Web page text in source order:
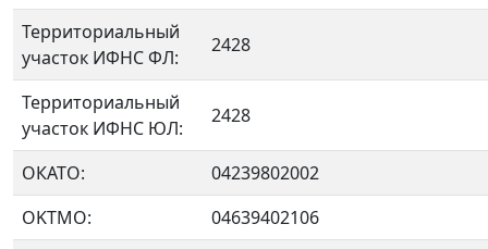
Территориальный
участок ИФНС ФЛ:
2428
Территориальный
участок ИФНС ЮЛ:
2428
ОКАТО:
04239802002
OKTMO:
04639402106